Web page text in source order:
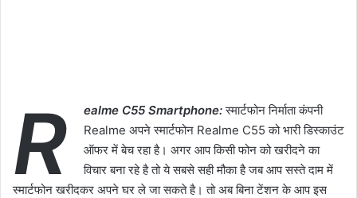
R ealme C55 Smartphone: स्मार्टफोन निर्माता कंपनी
Realme अपने स्मार्टफोन Realme C55 को भारी डिस्काउंट
ऑफर में बेच रहा है। अगर आप किसी फोन को खरीदने का
विचार बना रहे है तो ये सबसे सही मौका है जब आप सस्ते दाम में
स्मार्टफोन खरीदकर अपने घर ले जा सकते है। तो अब बिना टेंशन के आप इस